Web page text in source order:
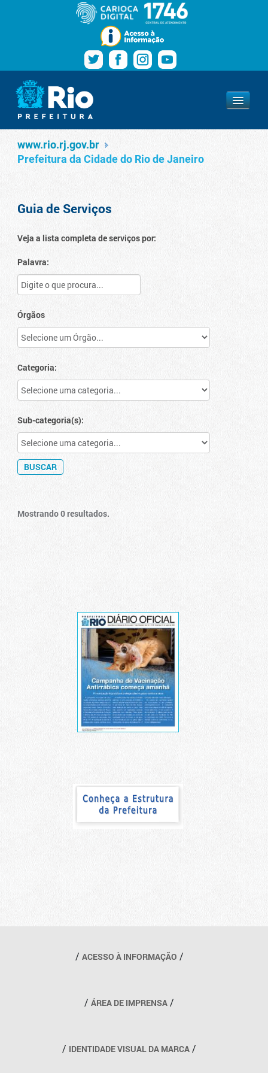
Pular para o conteúdo
Navegação
www.rio.rj.gov.br
Serviços
www.rio.rj.gov.br
Prefeitura da Cidade do Rio de Janeiro
Guia de Serviços
Veja a lista completa de serviços por:
Palavra:
Órgãos
Categoria:
Sub-categoria(s):
Mostrando 0 resultados.
Outros links
ACESSO À INFORMAÇÃO
ÁREA DE IMPRENSA
IDENTIDADE VISUAL DA MARCA